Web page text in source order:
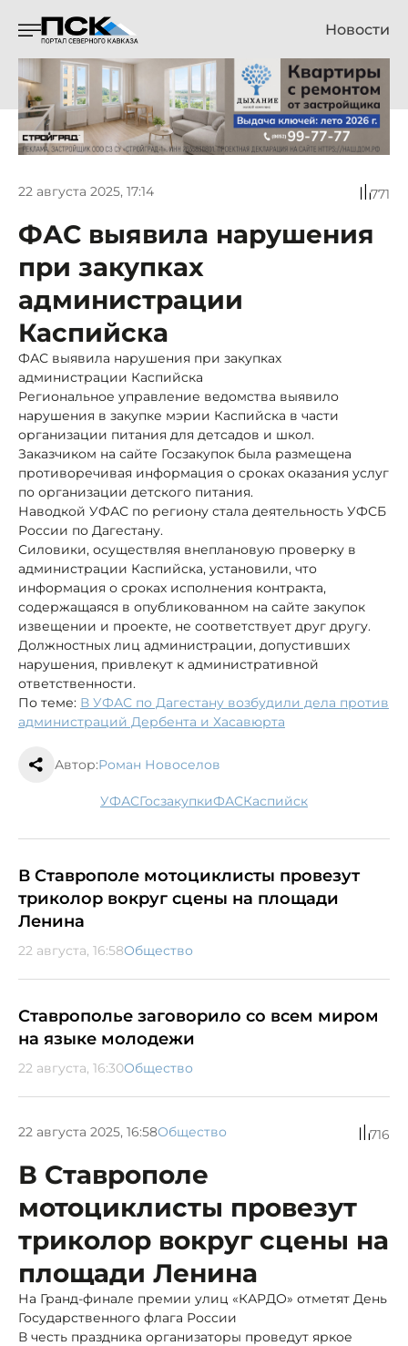
Новости
22 августа 2025, 17:14 771
ФАС выявила нарушения
при закупках
администрации
Каспийска
ФАС выявила нарушения при закупках
администрации Каспийска
Региональное управление ведомства выявило
нарушения в закупке мэрии Каспийска в части
организации питания для детсадов и школ.
Заказчиком на сайте Госзакупок была размещена
противоречивая информация о сроках оказания услуг
по организации детского питания.
Наводкой УФАС по региону стала деятельность УФСБ
России по Дагестану.
Силовики, осуществляя внеплановую проверку в
администрации Каспийска, установили, что
информация о сроках исполнения контракта,
содержащаяся в опубликованном на сайте закупок
извещении и проекте, не соответствует друг другу.
Должностных лиц администрации, допустивших
нарушения, привлекут к административной
ответственности.
По теме: В УФАС по Дагестану возбудили дела против
администраций Дербента и Хасавюрта
Автор:Роман Новоселов
УФАС госзакупки ФАС Каспийск
В Ставрополе мотоциклисты провезут
триколор вокруг сцены на площади
Ленина
22 августа, 16:58Общество
Ставрополье заговорило со всем миром
на языке молодежи
22 августа, 16:30Общество
22 августа 2025, 16:58Общество 716
В Ставрополе
мотоциклисты провезут
триколор вокруг сцены на
площади Ленина
На Гранд-финале премии улиц «КАРДО» отметят День
Государственного флага России
В честь праздника организаторы проведут яркое